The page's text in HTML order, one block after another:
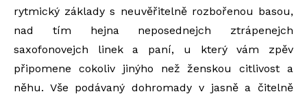
rytmický základy s neuvěřitelně rozbořenou basou,
nad tím hejna neposednejch ztrápenejch
saxofonovejch linek a paní, u který vám zpěv
připomene cokoliv jinýho než ženskou citlivost a
něhu. Vše podávaný dohromady v jasně a čitelně